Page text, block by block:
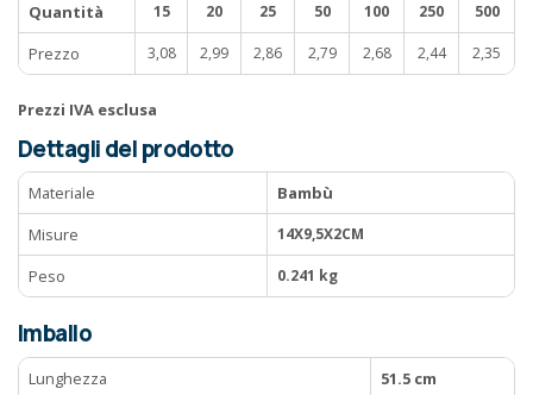
Quantità
15 20 25 50 100 250 500
Prezzo 3,08 2,99 2,86 2,79 2,68 2,44 2,35
Prezzi IVA esclusa
Dettagli del prodotto
Materiale
Bambù
Misure
14X9,5X2CM
Peso 0.241 kg
Imballo
Lunghezza
51.5 cm